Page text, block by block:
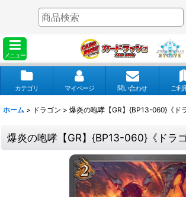
メニュー
カテゴリ マイページ 問い合わせ ご利
ホーム > ドラゴン > 爆炎の咆哮【GR】{BP13-060}《ド
爆炎の咆哮【GR】{BP13-060}《ドラゴ